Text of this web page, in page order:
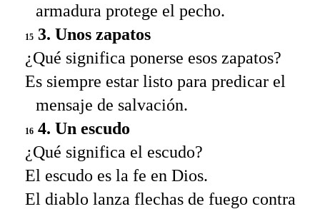
armadura protege el pecho.
15 3. Unos zapatos
¿Qué significa ponerse esos zapatos?
Es siempre estar listo para predicar el
mensaje de salvación.
16 4. Un escudo
¿Qué significa el escudo?
El escudo es la fe en Dios.
El diablo lanza flechas de fuego contra